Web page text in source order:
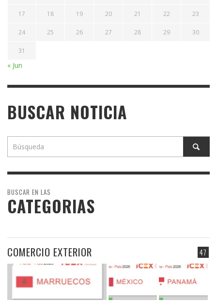
17 18 19 20 21 22 23
24 25 26 27 28 29 30
31
« Jun
BUSCAR NOTICIA
BUSCAR EN LAS
CATEGORIAS
47
COMERCIO EXTERIOR